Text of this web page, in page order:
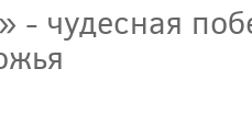
- чудесная